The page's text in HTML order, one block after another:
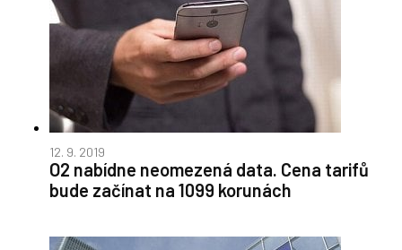
12. 9. 2019
O2 nabídne neomezená data. Cena tarifů
bude začínat na 1099 korunách